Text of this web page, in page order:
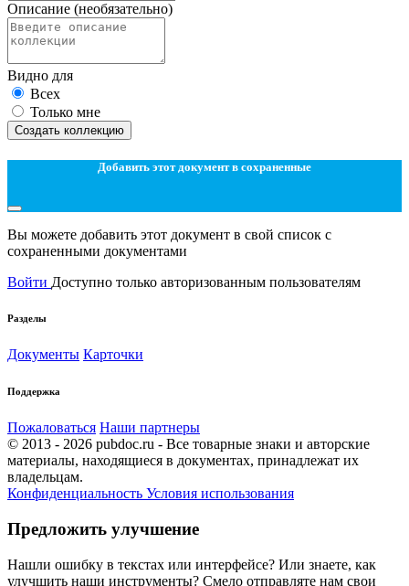
Описание (необязательно)
Видно для
Всех
Только мне
Создать коллекцию
Добавить этот документ в сохраненные
Вы можете добавить этот документ в свой список с
сохраненными документами
Войти Доступно только авторизованным пользователям
Разделы
Документы Карточки
Поддержка
Пожаловаться Наши партнеры
© 2013 - 2026 pubdoc.ru - Все товарные знаки и авторские
материалы, находящиеся в документах, принадлежат их
владельцам.
Конфиденциальность Условия использования
Предложить улучшение
Нашли ошибку в текстах или интерфейсе? Или знаете, как
улучшить наши инструменты? Смело отправляте нам свои